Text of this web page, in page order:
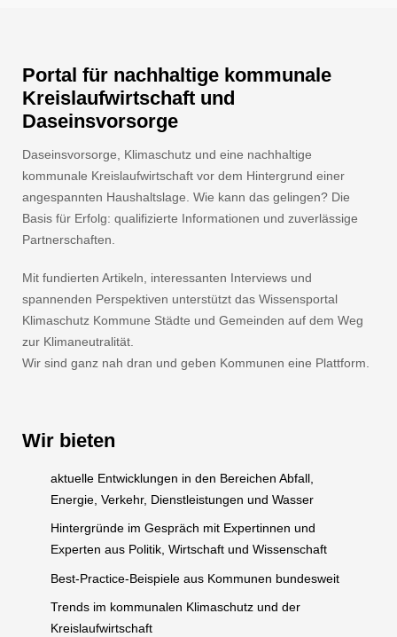
Portal für nachhaltige kommunale
Kreislaufwirtschaft und
Daseinsvorsorge
Daseinsvorsorge, Klimaschutz und eine nachhaltige
kommunale Kreislaufwirtschaft vor dem Hintergrund einer
angespannten Haushaltslage. Wie kann das gelingen? Die
Basis für Erfolg: qualifizierte Informationen und zuverlässige
Partnerschaften.
Mit fundierten Artikeln, interessanten Interviews und
spannenden Perspektiven unterstützt das Wissensportal
Klimaschutz Kommune Städte und Gemeinden auf dem Weg
zur Klimaneutralität.
Wir sind ganz nah dran und geben Kommunen eine Plattform.
Wir bieten
aktuelle Entwicklungen in den Bereichen Abfall,
Energie, Verkehr, Dienstleistungen und Wasser
Hintergründe im Gespräch mit Expertinnen und
Experten aus Politik, Wirtschaft und Wissenschaft
Best-Practice-Beispiele aus Kommunen bundesweit
Trends im kommunalen Klimaschutz und der
Kreislaufwirtschaft